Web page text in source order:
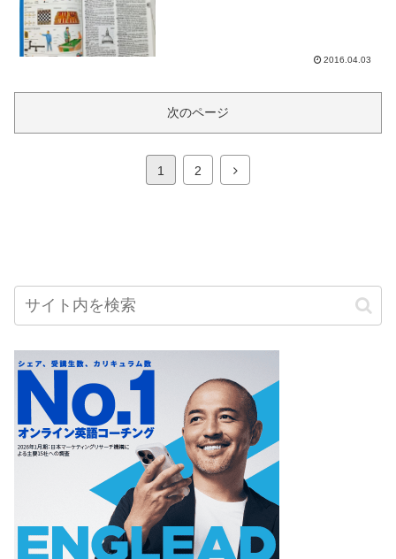
2016.04.03
次のページ
1 2 次